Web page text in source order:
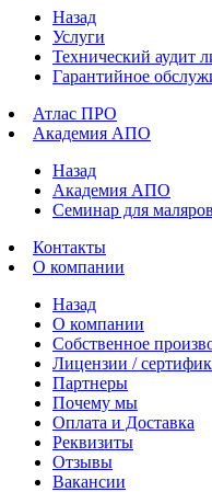
Назад
Услуги
Технический аудит
Гарантийное
Атлас ПРО
Академия АПО
Назад
Академия АПО
Семинар для
Контакты
О компании
Назад
О компании
Собственное
Лицензии /
Партнеры
Почему мы
Оплата и Доставка
Реквизиты
Отзывы
Вакансии